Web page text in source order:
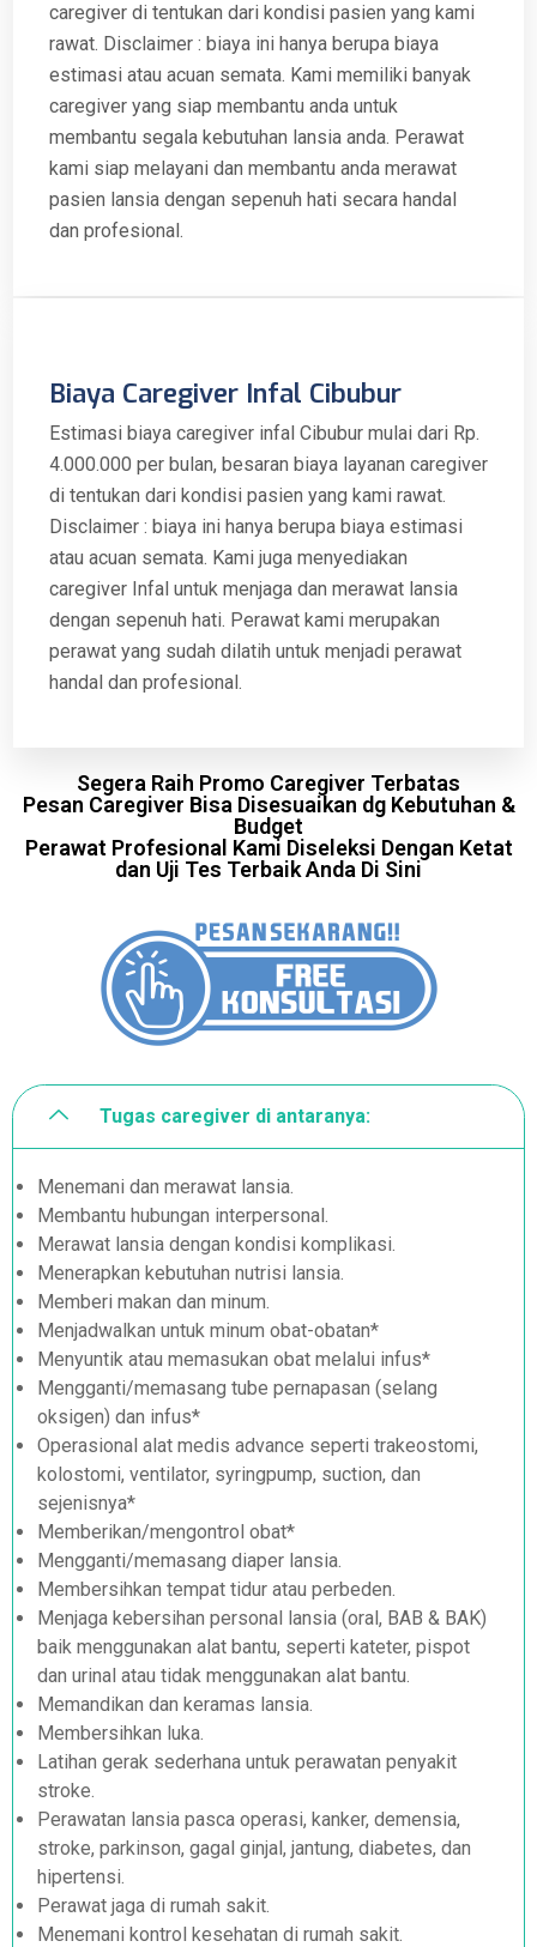
caregiver di tentukan dari kondisi pasien yang kami
rawat. Disclaimer : biaya ini hanya berupa biaya
estimasi atau acuan semata. Kami memiliki banyak
caregiver yang siap membantu anda untuk
membantu segala kebutuhan lansia anda. Perawat
kami siap melayani dan membantu anda merawat
pasien lansia dengan sepenuh hati secara handal
dan profesional.
Biaya Caregiver Infal Cibubur
Estimasi biaya caregiver infal Cibubur mulai dari Rp.
4.000.000 per bulan, besaran biaya layanan caregiver
di tentukan dari kondisi pasien yang kami rawat.
Disclaimer : biaya ini hanya berupa biaya estimasi
atau acuan semata. Kami juga menyediakan
caregiver Infal untuk menjaga dan merawat lansia
dengan sepenuh hati. Perawat kami merupakan
perawat yang sudah dilatih untuk menjadi perawat
handal dan profesional.
Segera Raih Promo Caregiver Terbatas
Pesan Caregiver Bisa Disesuaikan dg Kebutuhan &
Budget
Perawat Profesional Kami Diseleksi Dengan Ketat
dan Uji Tes Terbaik Anda Di Sini
Tugas caregiver di antaranya:
Menemani dan merawat lansia.
Membantu hubungan interpersonal.
Merawat lansia dengan kondisi komplikasi.
Menerapkan kebutuhan nutrisi lansia.
Memberi makan dan minum.
Menjadwalkan untuk minum obat-obatan*
Menyuntik atau memasukan obat melalui infus*
Mengganti/memasang tube pernapasan (selang
oksigen) dan infus*
Operasional alat medis advance seperti trakeostomi,
kolostomi, ventilator, syringpump, suction, dan
sejenisnya*
Memberikan/mengontrol obat*
Mengganti/memasang diaper lansia.
Membersihkan tempat tidur atau perbeden.
Menjaga kebersihan personal lansia (oral, BAB & BAK)
baik menggunakan alat bantu, seperti kateter, pispot
dan urinal atau tidak menggunakan alat bantu.
Memandikan dan keramas lansia.
Membersihkan luka.
Latihan gerak sederhana untuk perawatan penyakit
stroke.
Perawatan lansia pasca operasi, kanker, demensia,
stroke, parkinson, gagal ginjal, jantung, diabetes, dan
hipertensi.
Perawat jaga di rumah sakit.
Menemani kontrol kesehatan di rumah sakit.